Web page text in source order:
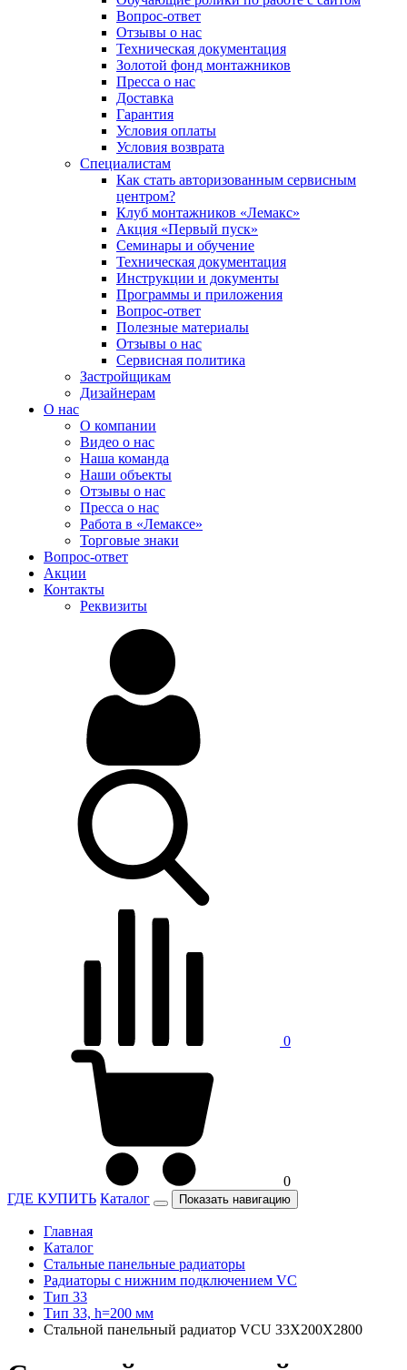
Вопрос-ответ
Отзывы о нас
Техническая документация
Золотой фонд монтажников
Пресса о нас
Доставка
Гарантия
Условия оплаты
Условия возврата
Специалистам
Как стать авторизованным сервисным
центром?
Клуб монтажников «Лемакс»
Акция «Первый пуск»
Семинары и обучение
Техническая документация
Инструкции и документы
Программы и приложения
Вопрос-ответ
Полезные материалы
Отзывы о нас
Сервисная политика
Застройщикам
Дизайнерам
О нас
О компании
Видео о нас
Наша команда
Наши объекты
Отзывы о нас
Пресса о нас
Работа в «Лемаксе»
Торговые знаки
Вопрос-ответ
Акции
Контакты
Реквизиты
0
0
ГДЕ КУПИТЬ Каталог Показать навигацию
Главная
Каталог
Стальные панельные радиаторы
Радиаторы c нижним подключением VC
Тип 33
Тип 33, h=200 мм
Стальной панельный радиатор VCU 33Х200X2800